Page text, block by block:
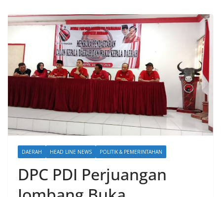
DAERAH HEAD LINE NEWS POLITIK & PEMERINTAHAN
DPC PDI Perjuangan